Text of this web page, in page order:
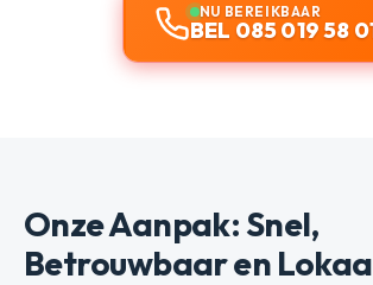
NU BEREIKBAAR
BEL 085 019 58
Onze Aanpak: Snel,
Betrouwbaar en